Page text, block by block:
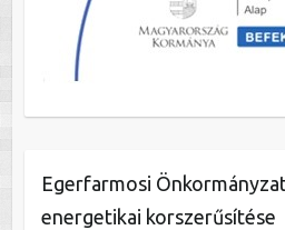
Egerfarmosi
energetikai korszerűsítése